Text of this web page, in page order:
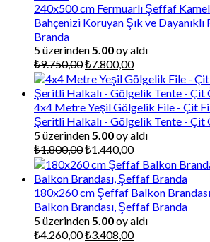
240x500 cm Fermuarlı Şeffaf
Bahçenizi Koruyan Şık ve
Branda
5 üzerinden 5.00oy aldı
₺9.750,00Orijinal
fiyat:
₺9.750,00.
₺7.800,00Şu
andaki
fiyat:
₺7.800,00.
4x4 Metre Yeşil Gölgelik File - Çit
Şeritli Halkalı - Gölgelik Tente - Çit
5 üzerinden 5.00oy aldı
₺1.800,00Orijinal
fiyat:
₺1.800,00.
₺1.440,00Şu
andaki
fiyat:
₺1.440,00.
180x260 cm Şeffaf Balkon
Balkon Brandası, Şeffaf Branda
5 üzerinden 5.00oy aldı
₺4.260,00Orijinal
₺3.408,00Şu